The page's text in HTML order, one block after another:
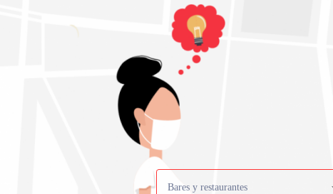
Bares y restaurantes